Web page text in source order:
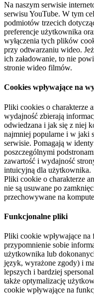
Na naszym serwisie
serwisu YouTube. W tym
podmiotów trzecich
preferencje użytkownika
wyłączenia tych plików
przy odtwarzaniu wideo.
ich załadowanie, to nie
stronie wideo filmów.
Cookies wpływające na
Pliki cookies o charakterze
wydajność zbierają
odwiedzana i jak się z niej
najmniej popularne i w jaki
serwisie. Pomagają w
poszczególnymi
zawartość i wydajność
intuicyjną dla użytkownika.
Pliki cookie o charakterze
nie są usuwane po
przechowywane na
Funkcjonalne pliki
Pliki cookie wpływające
przypomnienie sobie
użytkownika lub
język, wyrażone zgody) i
lepszych i bardziej
także optymalizację
cookie wpływające na